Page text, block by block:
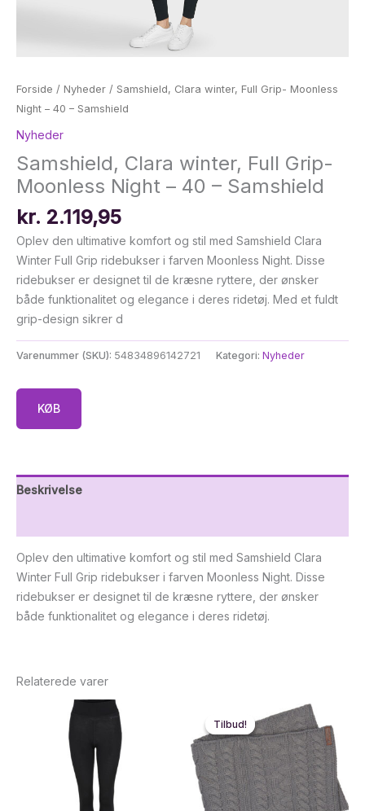
Forside / Nyheder / Samshield, Clara winter, Full Grip- Moonless
Night – 40 – Samshield
Nyheder
Samshield, Clara winter, Full Grip-
Moonless Night – 40 – Samshield
kr. 2.119,95
Oplev den ultimative komfort og stil med Samshield Clara
Winter Full Grip ridebukser i farven Moonless Night. Disse
ridebukser er designet til de kræsne ryttere, der ønsker
både funktionalitet og elegance i deres ridetøj. Med et fuldt
grip-design sikrer d
Varenummer (SKU): 54834896142721 Kategori: Nyheder
KØB
Beskrivelse
Oplev den ultimative komfort og stil med Samshield Clara
Winter Full Grip ridebukser i farven Moonless Night. Disse
ridebukser er designet til de kræsne ryttere, der ønsker
både funktionalitet og elegance i deres ridetøj.
Relaterede varer
Tilbud!
Tilbud!